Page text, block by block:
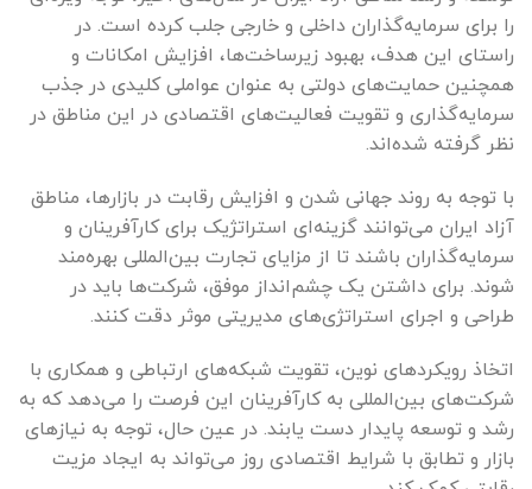
را برای سرمایه‌گذاران داخلی و خارجی جلب کرده است. در
راستای این هدف، بهبود زیرساخت‌ها، افزایش امکانات و
همچنین حمایت‌های دولتی به عنوان عواملی کلیدی در جذب
سرمایه‌گذاری و تقویت فعالیت‌های اقتصادی در این مناطق در
نظر گرفته شده‌اند.
با توجه به روند جهانی شدن و افزایش رقابت در بازارها، مناطق
آزاد ایران می‌توانند گزینه‌ای استراتژیک برای کارآفرینان و
سرمایه‌گذاران باشند تا از مزایای تجارت بین‌المللی بهره‌مند
شوند. برای داشتن یک چشم‌انداز موفق، شرکت‌ها باید در
طراحی و اجرای استراتژی‌های مدیریتی موثر دقت کنند.
اتخاذ رویکردهای نوین، تقویت شبکه‌های ارتباطی و همکاری با
شرکت‌های بین‌المللی به کارآفرینان این فرصت را می‌دهد که به
رشد و توسعه پایدار دست یابند. در عین حال، توجه به نیازهای
بازار و تطابق با شرایط اقتصادی روز می‌تواند به ایجاد مزیت